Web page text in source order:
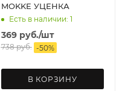
MOKKE УЦЕНКА
Есть в наличии: 1
369руб./шт
738руб. -50%
В КОРЗИНУ